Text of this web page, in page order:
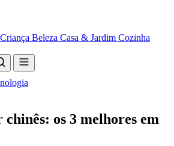
Beleza Casa & Jardim Cozinha
os 3 melhores em